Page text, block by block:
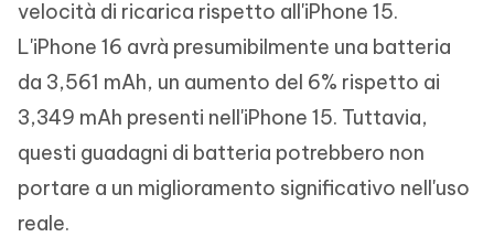
velocità di ricarica rispetto all'iPhone 15.
L'iPhone 16 avrà presumibilmente una batteria
da 3,561 mAh, un aumento del 6% rispetto ai
3,349 mAh presenti nell'iPhone 15. Tuttavia,
questi guadagni di batteria potrebbero non
portare a un miglioramento significativo nell'uso
reale.